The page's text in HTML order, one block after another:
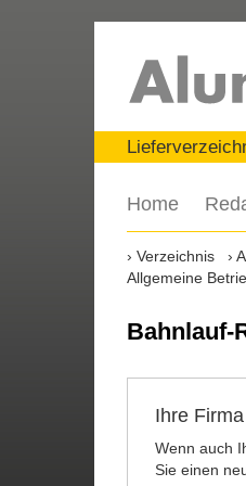
Home
Verzeichnis
Allgemeine
Bahnlauf-
Ihre
Wenn auch
Sie einen